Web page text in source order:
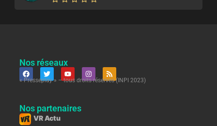
Nos réseaux
« Presseplay » – tous droits réservés (INPI 2023)
Nos partenaires
VR Actu